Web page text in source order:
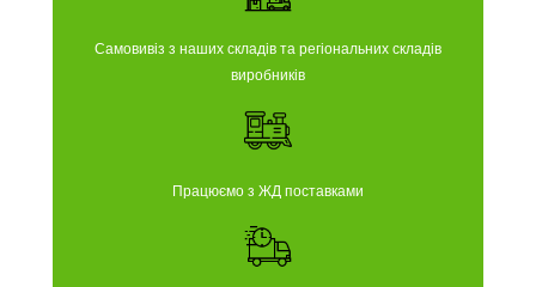
Самовивіз з наших складів та регіональних складів
виробників
Працюємо з ЖД поставками